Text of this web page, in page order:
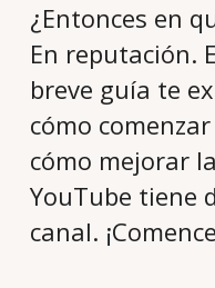
¿Entonces en
En reputación.
breve guía te
cómo
cómo mejorar
YouTube tiene
canal.